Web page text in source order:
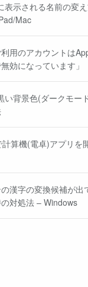
表示される名前の変
Mac
用のアカウントは
効になっています」
い背景色(ダークモー
算機(電卓)アプリを
漢字の変換候補が出
対処法 – Windows